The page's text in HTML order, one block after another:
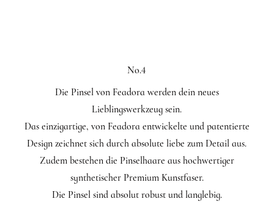
No.4
Die Pinsel von Feadora werden dein neues
Lieblingswerkzeug sein.
Das einzigartige, von Feadora entwickelte und patentierte
Design zeichnet sich durch absolute liebe zum Detail aus.
Zudem bestehen die Pinselhaare aus hochwertiger
synthetischer Premium Kunstfaser.
Die Pinsel sind absolut robust und langlebig.